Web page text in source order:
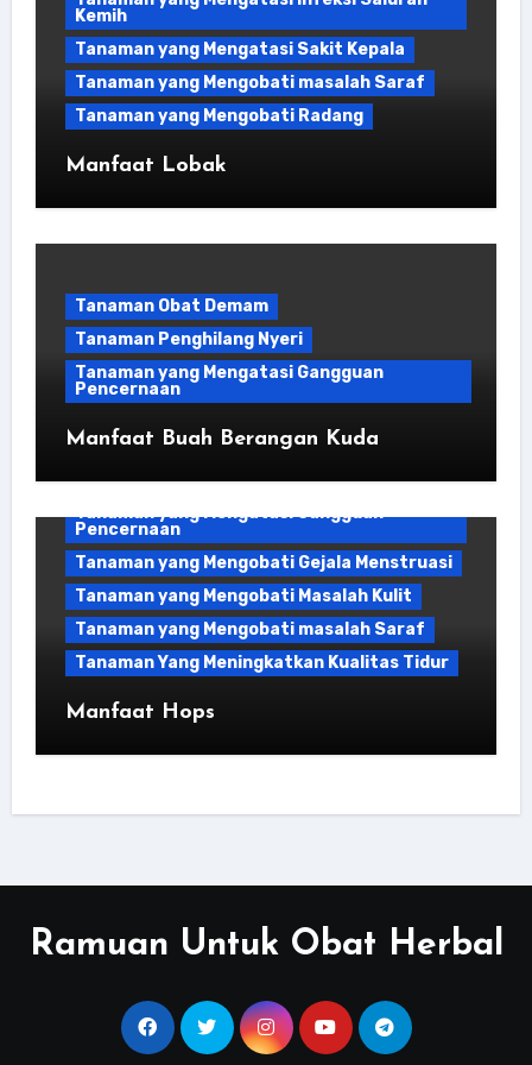
Kemih
Tanaman yang Mengatasi Sakit Kepala
Tanaman yang Mengobati masalah Saraf
Tanaman yang Mengobati Radang
Manfaat Lobak
Tanaman Obat Demam
Tanaman Penghilang Nyeri
Tanaman yang Mengatasi Gangguan
Pencernaan
Manfaat Buah Berangan Kuda
Bahan Kuliner
Tanaman yang Mengatasi Gangguan
Pencernaan
Tanaman yang Mengobati Gejala Menstruasi
Tanaman yang Mengobati Masalah Kulit
Tanaman yang Mengobati masalah Saraf
Tanaman Yang Meningkatkan Kualitas Tidur
Manfaat Hops
Ramuan Untuk Obat Herbal